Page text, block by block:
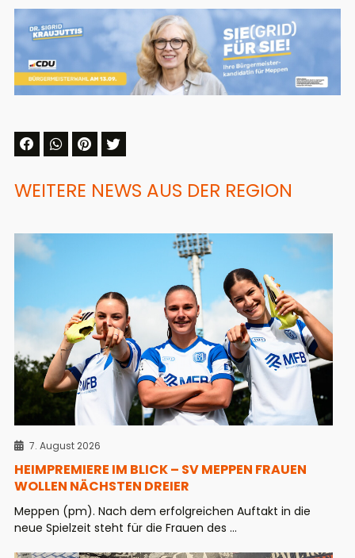
WEITERE NEWS AUS DER REGION
7. August 2026
HEIMPREMIERE IM BLICK – SV MEPPEN FRAUEN
WOLLEN NÄCHSTEN DREIER
Meppen (pm). Nach dem erfolgreichen Auftakt in die
neue Spielzeit steht für die Frauen des ...